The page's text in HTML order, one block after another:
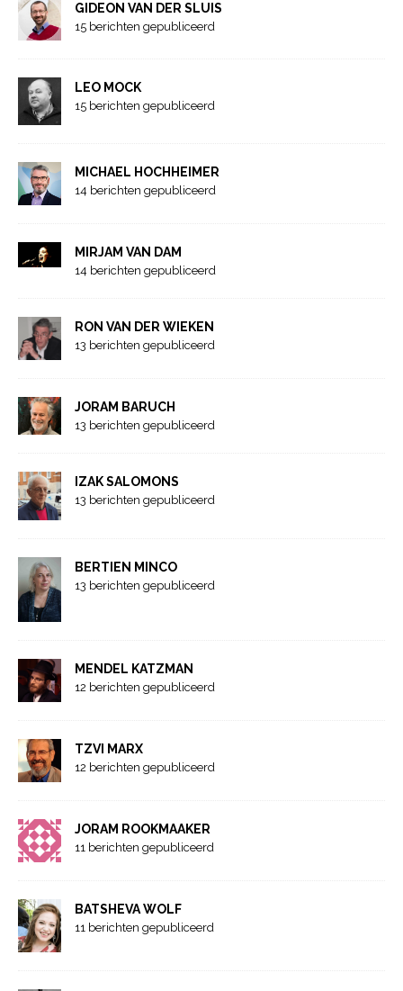
GIDEON VAN DER SLUIS
15 berichten gepubliceerd
LEO MOCK
15 berichten gepubliceerd
MICHAEL HOCHHEIMER
14 berichten gepubliceerd
MIRJAM VAN DAM
14 berichten gepubliceerd
RON VAN DER WIEKEN
13 berichten gepubliceerd
JORAM BARUCH
13 berichten gepubliceerd
IZAK SALOMONS
13 berichten gepubliceerd
BERTIEN MINCO
13 berichten gepubliceerd
MENDEL KATZMAN
12 berichten gepubliceerd
TZVI MARX
12 berichten gepubliceerd
JORAM ROOKMAAKER
11 berichten gepubliceerd
BATSHEVA WOLF
11 berichten gepubliceerd